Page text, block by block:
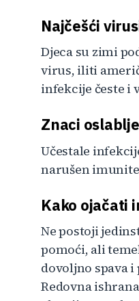
Najčešći
Djeca su zimi
virus, iliti
infekcije česte i
Znaci
Učestale
narušen
Kako ojačati
Ne postoji
pomoći, ali
dovoljno spava
Redovna